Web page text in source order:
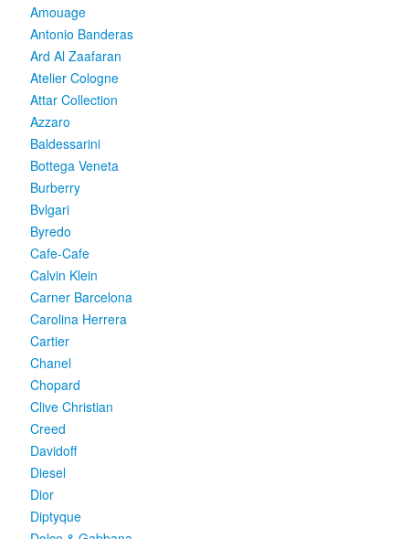
Amouage
Antonio Banderas
Ard Al Zaafaran
Atelier Cologne
Attar Collection
Azzaro
Baldessarini
Bottega Veneta
Burberry
Bvlgari
Byredo
Cafe-Cafe
Calvin Klein
Carner Barcelona
Carolina Herrera
Cartier
Chanel
Chopard
Clive Christian
Creed
Davidoff
Diesel
Dior
Diptyque